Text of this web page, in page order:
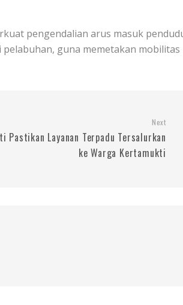
pengendalian arus masuk
guna memetakan mobilitas
Next
Pastikan Layanan Terpadu Tersalurkan
ke Warga Kertamukti